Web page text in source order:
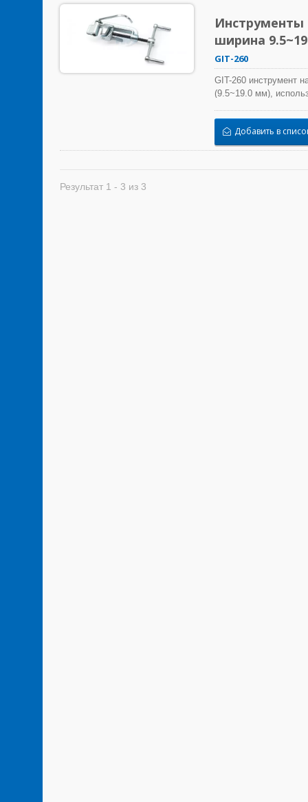
Инструменты
ширина
GIT-260
GIT-260 инструмент
(9.5~19.0 мм),
многих циклов и
контроля.
Добавить в
Результат 1 - 3 из 3